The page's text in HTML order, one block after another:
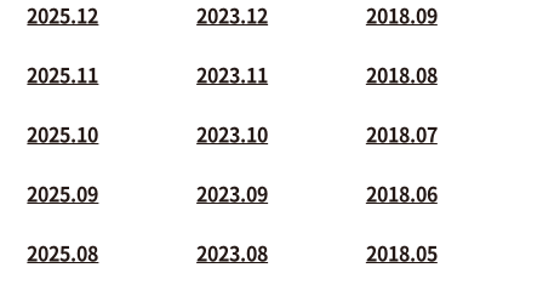
2025.12
2025.11
2025.10
2025.09
2025.08
2023.12
2023.11
2023.10
2023.09
2023.08
2018.09
2018.08
2018.07
2018.06
2018.05